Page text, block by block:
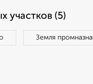
участков (5)
Земля